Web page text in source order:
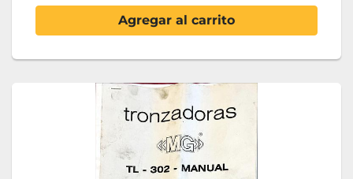
Agregar al carrito